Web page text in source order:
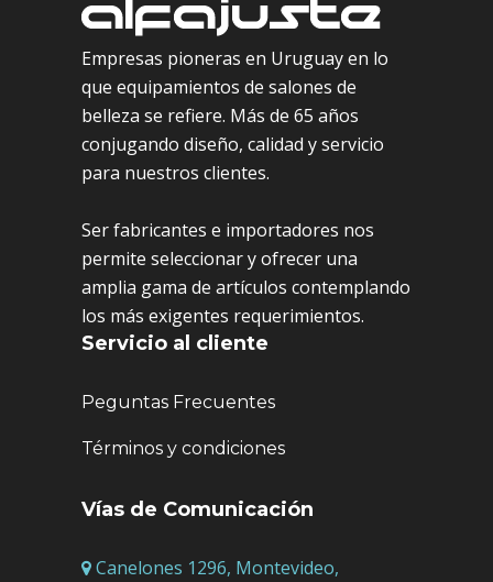
Empresas pioneras en Uruguay en lo
que equipamientos de salones de
belleza se refiere. Más de 65 años
conjugando diseño, calidad y servicio
para nuestros clientes.
Ser fabricantes e importadores nos
permite seleccionar y ofrecer una
amplia gama de artículos contemplando
los más exigentes requerimientos.
Servicio al cliente
Peguntas Frecuentes
Términos y condiciones
Vías de Comunicación
Canelones 1296, Montevideo,